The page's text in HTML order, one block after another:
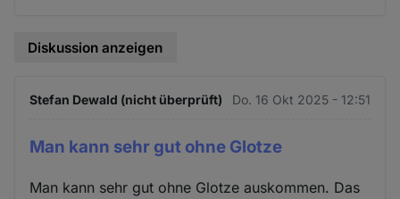
Diskussion anzeigen
Stefan Dewald (nicht überprüft) Do. 16 Okt 2025 - 12:51
Man kann sehr gut ohne Glotze
Man kann sehr gut ohne Glotze auskommen. Das